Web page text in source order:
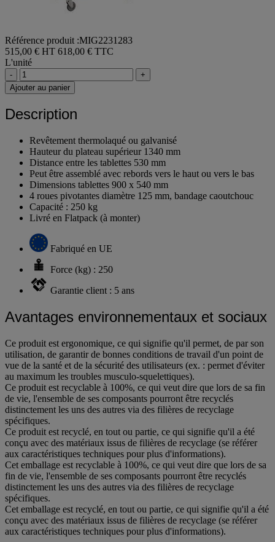
Référence produit :MIG2231283
515,00 € HT 618,00 € TTC
L'unité
-
+
Ajouter au panier
Description
Revêtement thermolaqué ou galvanisé
Hauteur du plateau supérieur 1340 mm
Distance entre les tablettes 530 mm
Peut être assemblé avec rebords vers le haut ou vers le bas
Dimensions tablettes 900 x 540 mm
4 roues pivotantes diamètre 125 mm, bandage caoutchouc
Capacité : 250 kg
Livré en Flatpack (à monter)
Fabriqué en UE
Force (kg) : 250
Garantie client : 5 ans
Avantages environnementaux et sociaux
Ce produit est ergonomique, ce qui signifie qu'il permet, de par son
utilisation, de garantir de bonnes conditions de travail d'un point de
vue de la santé et de la sécurité des utilisateurs (ex. : permet d'éviter
au maximum les troubles musculo-squelettiques).
Ce produit est recyclable à 100%, ce qui veut dire que lors de sa fin
de vie, l'ensemble de ses composants pourront être recyclés
distinctement les uns des autres via des filières de recyclage
spécifiques.
Ce produit est recyclé, en tout ou partie, ce qui signifie qu'il a été
conçu avec des matériaux issus de filières de recyclage (se référer
aux caractéristiques techniques pour plus d'informations).
Cet emballage est recyclable à 100%, ce qui veut dire que lors de sa
fin de vie, l'ensemble de ses composants pourront être recyclés
distinctement les uns des autres via des filières de recyclage
spécifiques.
Cet emballage est recyclé, en tout ou partie, ce qui signifie qu'il a été
conçu avec des matériaux issus de filières de recyclage (se référer
aux caractéristiques techniques pour plus d'informations).